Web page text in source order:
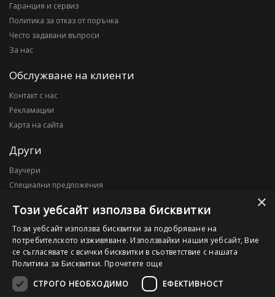
Гаранция и сервиз
Политика за отказ от поръчка
Често задавани въпроси
За нас
Обслужване на клиенти
Контакт с нас
Рекламации
Карта на сайта
Други
Ваучери
Специални предложения
Моят профил
Моят профил
История на поръчките
Желани продукти
×
Този уебсайт използва бисквитки
Този уебсайт използва бисквитки за подобряване на
потребителското изживяване. Използвайки нашия уебсайт, Вие
се съгласявате с всички бисквитки в съответствие с нашата
Политика за Бисквитки. Прочетете още
СТРОГО НЕОБХОДИМО
ЕФЕКТИВНОСТ